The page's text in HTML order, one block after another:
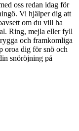
oss redan idag för
Vi hjälper dig att
om du vill ha
Ring, mejla eller fyll
och framkomliga
oroa dig för snö och
snöröjning på